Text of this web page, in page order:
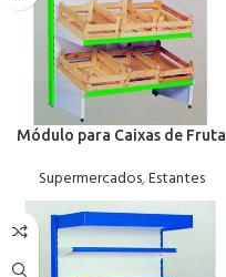
Módulo para Caixas de Fruta
Supermercados,Estantes